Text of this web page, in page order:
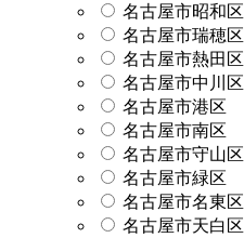
名古屋市昭和区
名古屋市瑞穂区
名古屋市熱田区
名古屋市中川区
名古屋市港区
名古屋市南区
名古屋市守山区
名古屋市緑区
名古屋市名東区
名古屋市天白区